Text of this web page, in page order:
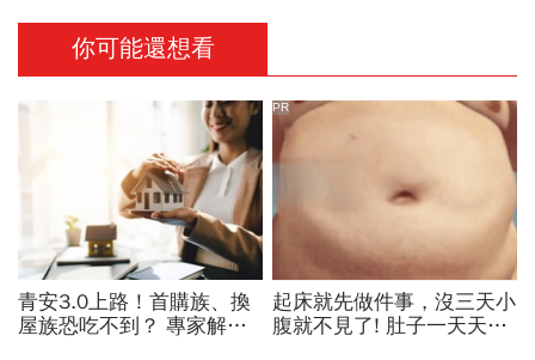
你可能還想看
青安3.0上路！首購族、換
屋族恐吃不到？ 專家解析
起床就先做件事，沒三天小
腹就不見了! 肚子一天天變
PR